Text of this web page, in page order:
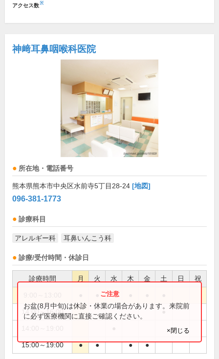
アクセス数※
神﨑耳鼻咽喉科医院
所在地・電話番号
熊本県熊本市中央区水前寺5丁目28-24 [地図]
096-381-1773
診療科目
アレルギー科 耳鼻いんこう科
診療/受付時間・休診日
診療時間 月 火 水 木 金 土 日 祝
14:00～16:00 ●
15:00～19:00 ● ● ● ●
お盆(8月中旬)は休診・休業の場合があります。来院前
に必ず医療機関に直接ご確認ください。
×閉じる